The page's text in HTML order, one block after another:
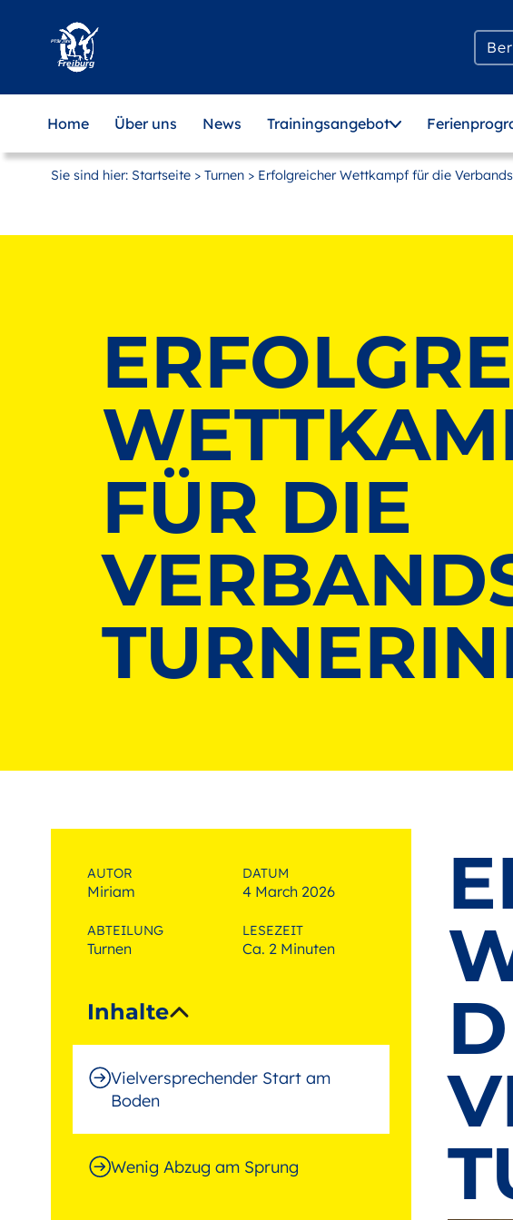
Hauptinhalt
springen
Home Über uns News Trainingsangebot
Sie sind hier: Startseite > Turnen > Erfolgreicher Wettkampf für die
FÜR DIE
AUTOR
Miriam
DATUM
4 March 2026
ABTEILUNG
Turnen
LESEZEIT
Ca. 2 Minuten
Inhalte
Vielversprechender Start am
Boden
Wenig Abzug am Sprung